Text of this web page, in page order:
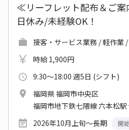
≪リーフレット配布＆ご
日休み/未経験OK！
接客・サービス業務 / 軽作業
時給 1,900円
9:30～18:00 週5日 (シフト)
福岡県 福岡市中央区
福岡市地下鉄七隈線 六本松駅
2026年10月上旬～長期
開